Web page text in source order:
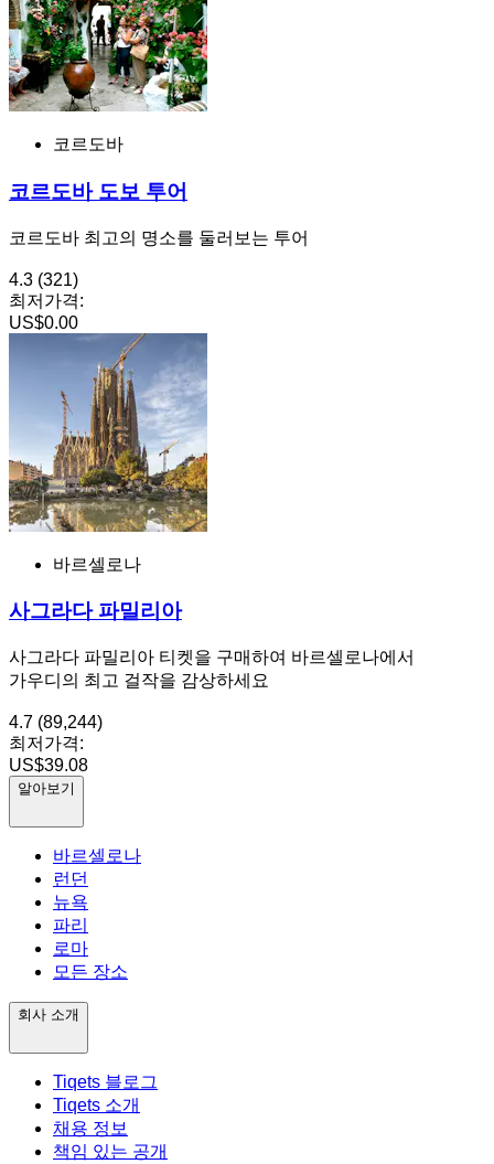
코르도바
코르도바 도보 투어
코르도바 최고의 명소를 둘러보는 투어
4.3 (321)
최저가격:
US$0.00
바르셀로나
사그라다 파밀리아
사그라다 파밀리아 티켓을 구매하여 바르셀로나에서
가우디의 최고 걸작을 감상하세요
4.7 (89,244)
최저가격:
US$39.08
알아보기
바르셀로나
런던
뉴욕
파리
로마
모든 장소
회사 소개
Tiqets 블로그
Tiqets 소개
채용 정보
책임 있는 공개